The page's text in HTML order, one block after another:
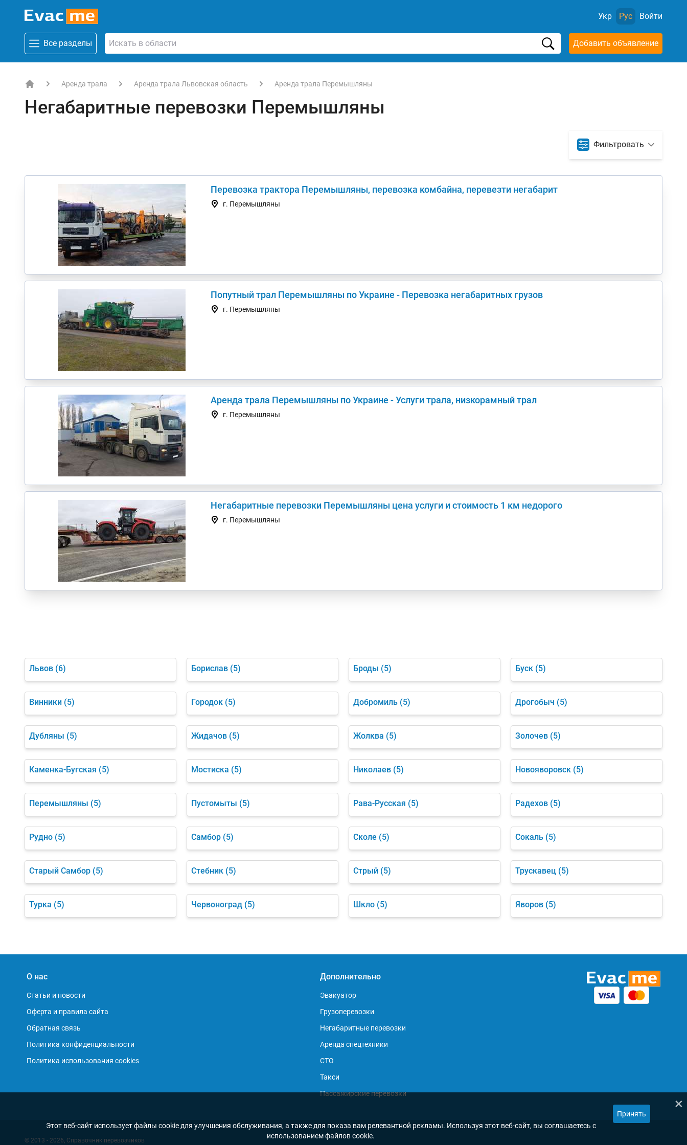
Укр Рус Войти
Все разделы Добавить объявление
Аренда трала Аренда трала Львовская область Аренда трала Перемышляны
Негабаритные перевозки Перемышляны
Фильтровать
Перевозка трактора Перемышляны, перевозка комбайна, перевезти негабарит
г. Перемышляны
Попутный трал Перемышляны по Украине - Перевозка негабаритных грузов
г. Перемышляны
Аренда трала Перемышляны по Украине - Услуги трала, низкорамный трал
г. Перемышляны
Негабаритные перевозки Перемышляны цена услуги и стоимость 1 км недорого
г. Перемышляны
Львов (6) Борислав (5) Броды (5) Буск (5)
Винники (5) Городок (5) Добромиль (5) Дрогобыч (5)
Дубляны (5) Жидачов (5) Жолква (5) Золочев (5)
Каменка-Бугская (5) Мостиска (5) Николаев (5) Новояворовск (5)
Перемышляны (5) Пустомыты (5) Рава-Русская (5) Радехов (5)
Рудно (5) Самбор (5) Сколе (5) Сокаль (5)
Старый Самбор (5) Стебник (5) Стрый (5) Трускавец (5)
Турка (5) Червоноград (5) Шкло (5) Яворов (5)
О нас
Статьи и новости
Оферта и правила сайта
Обратная связь
Политика конфиденциальности
Политика использования cookies
Дополнительно
Эвакуатор
Грузоперевозки
Негабаритные перевозки
Аренда спецтехники
СТО
Такси
Пассажирские перевозки
© 2013 - 2026, Справочник перевозчиков
×
Этот веб-сайт использует файлы cookie для улучшения обслуживания, а также для показа вам релевантной рекламы. Используя этот веб-сайт, вы соглашаетесь с
использованием файлов cookie.
Принять